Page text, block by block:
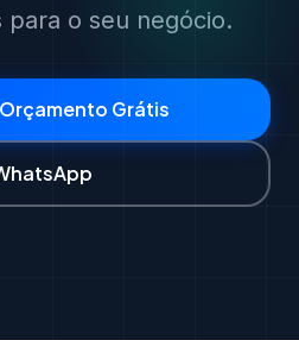
para o seu negócio.
Grátis